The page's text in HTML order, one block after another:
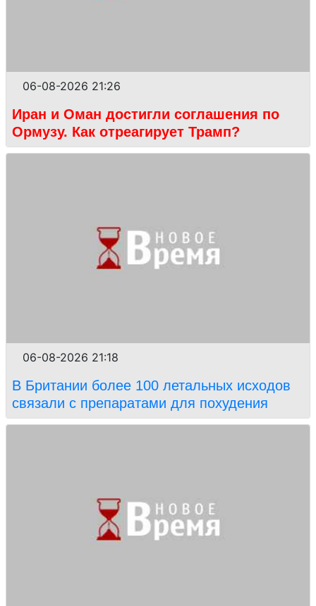
06-08-2026 21:26
Иран и Оман достигли соглашения по
Ормузу. Как отреагирует Трамп?
06-08-2026 21:18
В Британии более 100 летальных исходов
связали с препаратами для похудения